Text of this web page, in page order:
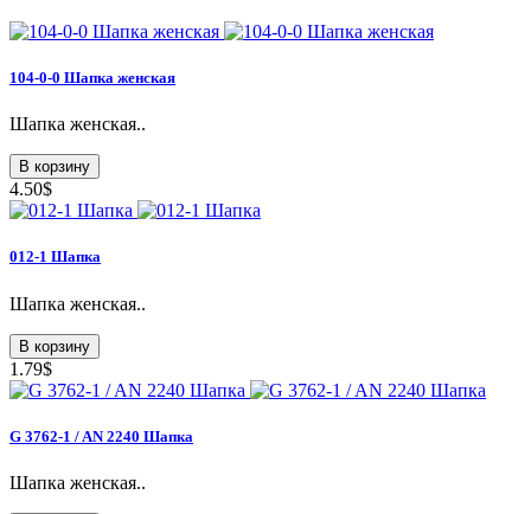
104-0-0 Шапка женская
Шапка женская..
В корзину
4.50$
012-1 Шапка
Шапка женская..
В корзину
1.79$
G 3762-1 / AN 2240 Шапка
Шапка женская..